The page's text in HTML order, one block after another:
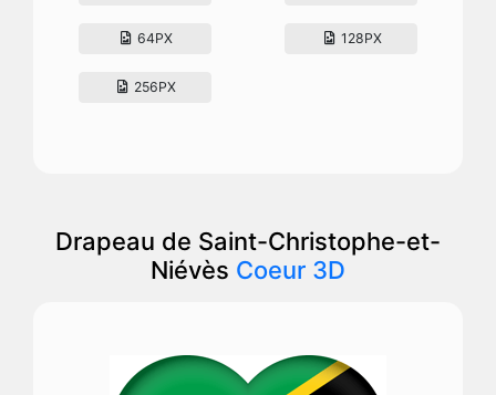
64PX 128PX
256PX
Drapeau de Saint-Christophe-et-
Niévès Coeur 3D